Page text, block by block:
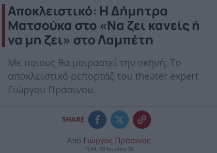
Αποκλειστικό: Η Δήμητρα
Ματσούκα στο «Να ζει κανείς ή
να μη ζει» στο Λαμπέτη
Με ποιους θα μοιραστεί την σκηνή; Το
αποκλειστικό ρεπορτάζ του theater expert
Γιώργου Πράσινου.
SHARE
Από Γιώργος Πράσινος
16:44, 09 Ιουνίου 26